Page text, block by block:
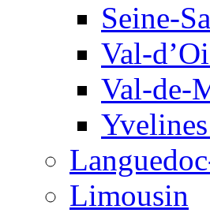
Seine-
Val-
Val-de-
Limousin